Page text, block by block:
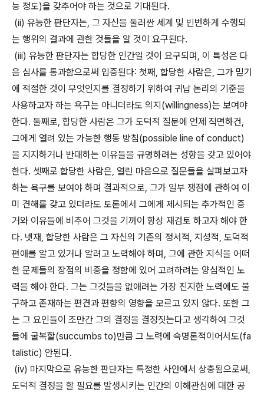
능 정도)을 갖추어야 하는 것으로 기대된다.
(ii) 유능한 판단자는, 그 자신을 둘러싼 세계 및 빈번하게 수행되
는 행위의 결과에 관한 것들을 알 것이 요구된다.
(iii) 유능한 판단자는 합당한 인간일 것이 요구되며, 이 특성은 다
음 심사를 통과함으로써 입증된다: 첫째, 합당한 사람은, 그가 믿기
에 적절한 것이 무엇인지를 결정하기 위하여 귀납 논리의 기준을
사용하고자 하는 욕구는 아니더라도 의지(willingness)는 보여야
한다. 둘째로, 합당한 사람은 그가 도덕적 질문에 언제 직면하건,
그에게 열려 있는 가능한 행동 방침(possible line of conduct)
을 지지하거나 반대하는 이유들을 규명하려는 성향을 갖고 있어야
한다. 셋째로 합당한 사람은, 열린 마음으로 질문들을 살펴보고자
하는 욕구를 보여야 하며 결과적으로, 그가 일부 쟁점에 관하여 이
미 견해를 갖고 있더라도 토론에서 그에게 제시되는 추가적인 증
거와 이유들에 비추어 그것을 기꺼이 항상 재검토 하고자 해야 한
다. 넷재, 합당한 사람은 그 자신의 기존의 정서적, 지성적, 도덕적
편애를 알고 있거나 알려고 노력해야 하며, 그에 관한 지식을 어떠
한 문제들의 장점의 비중을 정함에 있어 고려하려는 양심적인 노
력을 해야 한다. 그는 그것들을 없애려는 가장 진지한 노력에도 불
구하고 존재하는 편견과 편향의 영향을 모르고 있지 않다. 또한 그
는 그 요인들이 조만간 그의 결정을 결정짓는다고 생각하여 그것
들에 굴복할(succumbs to)만큼 그 노력에 숙명론적이어서도(fa
talistic) 안된다.
(iv) 마지막으로 유능한 판단자는 특정한 사안에서 상충됨으로써,
도덕적 결정을 할 필요를 발생시키는 인간의 이해관심에 대한 공